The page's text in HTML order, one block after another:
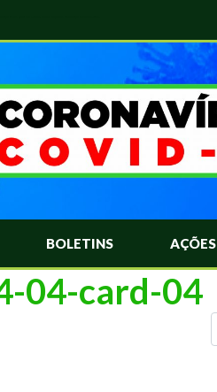
BOLETINS AÇÕES
04-card-04